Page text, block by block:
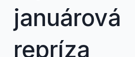
januárová
repríza